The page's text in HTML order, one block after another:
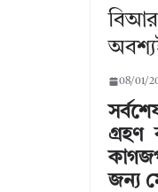
08/01/
গ্রহণ
জন্য